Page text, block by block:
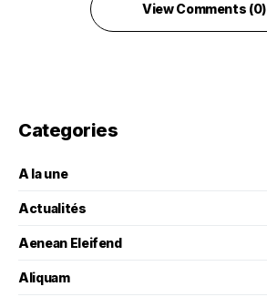
View Comments (0)
Categories
A la une
Actualités
Aenean Eleifend
Aliquam